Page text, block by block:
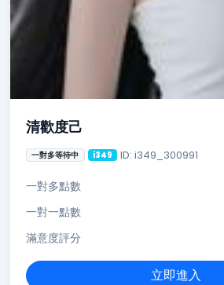
清歡度己
一對多等待中 i349 ID: i349_300991
一對多點數
一對一點數
滿意度評分
立即進入